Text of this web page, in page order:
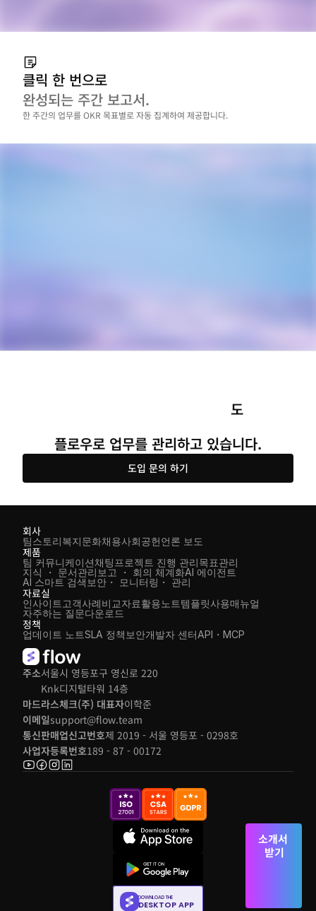
클릭 한 번으로
완성되는 주간 보고서.
한 주간의 업무를 OKR 목표별로 자동 집계하여 제공합니다.
도
플로우로 업무를 관리하고 있습니다.
도입 문의 하기
주소서울시 영등포구 영신로 220
Knk디지털타워 14층
마드라스체크(주) 대표자이학준
이메일support@flow.team
통신판매업신고번호제 2019 - 서울 영등포 - 0298호
사업자등록번호189 - 87 - 00172
회사
팀스토리복지문화채용사회공헌언론 보도
제품
팀 커뮤니케이션채팅 프로젝트 진행 관리목표관리
지식 ・ 문서관리 보고 ・ 회의 체계화
AI 스마트 검색
AI 에이전트
보안・ 모니터링・ 관리
자료실
인사이트 고객사례비교자료활용노트템플릿사용매뉴얼
자주하는 질문다운로드
정책
업데이트 노트SLA 정책 보안개발자 센터API・MCP
DOWNLOAD THE
DESKTOP APP
소개서
받기